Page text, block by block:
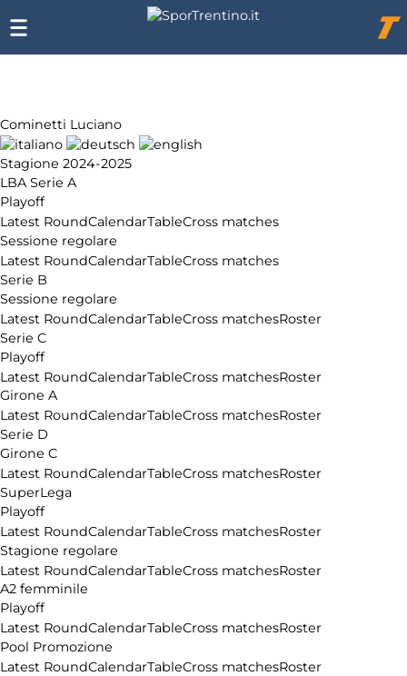
Cominetti Luciano
Stagione 2024-2025
LBA Serie A
Playoff
Latest RoundCalendarTableCross matches
Sessione regolare
Latest RoundCalendarTableCross matches
Serie B
Sessione regolare
Latest RoundCalendarTableCross matchesRoster
Serie C
Playoff
Latest RoundCalendarTableCross matchesRoster
Girone A
Latest RoundCalendarTableCross matchesRoster
Serie D
Girone C
Latest RoundCalendarTableCross matchesRoster
SuperLega
Playoff
Latest RoundCalendarTableCross matchesRoster
Stagione regolare
Latest RoundCalendarTableCross matchesRoster
A2 femminile
Playoff
Latest RoundCalendarTableCross matchesRoster
Pool Promozione
Latest RoundCalendarTableCross matchesRoster
Chi
siamo
Affiliazione